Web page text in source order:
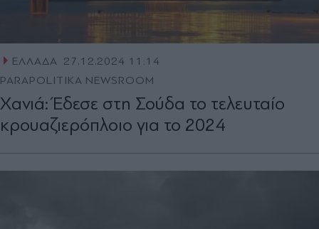
ΕΛΛΑΔΑ 27.12.2024 11:14
PARAPOLITIKA NEWSROOM
Χανιά: Έδεσε στη Σούδα το τελευταίο
κρουαζιερόπλοιο για το 2024